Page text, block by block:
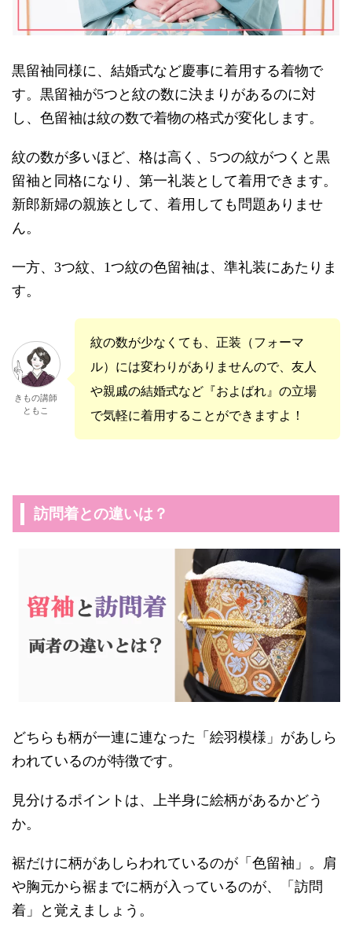
黒留袖同様に、結婚式など慶事に着用する着物で
す。黒留袖が5つと紋の数に決まりがあるのに対
し、色留袖は紋の数で着物の格式が変化します。
紋の数が多いほど、格は高く、5つの紋がつくと黒
留袖と同格になり、第一礼装として着用できます。
新郎新婦の親族として、着用しても問題ありませ
ん。
一方、3つ紋、1つ紋の色留袖は、準礼装にあたりま
す。
きもの講師
ともこ
紋の数が少なくても、正装（フォーマ
ル）には変わりがありませんので、友人
や親戚の結婚式など『およばれ』の立場
で気軽に着用することができますよ！
訪問着との違いは？
どちらも柄が一連に連なった「絵羽模様」があしら
われているのが特徴です。
見分けるポイントは、上半身に絵柄があるかどう
か。
裾だけに柄があしらわれているのが「色留袖」。肩
や胸元から裾までに柄が入っているのが、「訪問
着」と覚えましょう。